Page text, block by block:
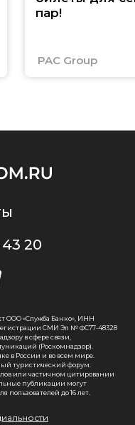
пар!
PAC Group
20
ООО «Служба Банко», ИНН
регистрации СМИ Эл № ФС77-48328
в сфере связи,
(Роскомнадзор).
в России и во всем мире.
туристический форум.
или частичном цитировании
публикации могут
до 16 лет.